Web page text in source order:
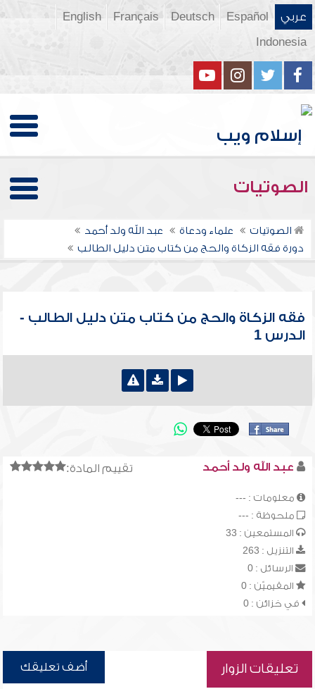
عربي Español
Deutsch
Français
English
Indonesia
الصوتيات
الصوتيات علماء ودعاة
عبد الله ولد أحمد
دورة فقه الزكاة والحج من كتاب متن دليل الطالب
فقه الزكاة والحج من كتاب متن دليل الطالب -
الدرس 1
تقييم المادة: عبد الله ولد أحمد
معلومات : ---
ملحوظة : ---
المستمعين : 33
التنزيل : 263
الرسائل : 0
المقيميّن : 0
في خزائن : 0
تعليقات الزوار أضف تعليقك